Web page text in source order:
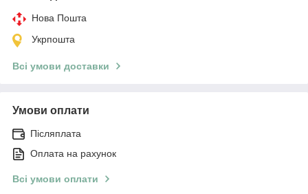
Нова Пошта
Укрпошта
Всі умови доставки
Умови оплати
Післяплата
Оплата на рахунок
Всі умови оплати